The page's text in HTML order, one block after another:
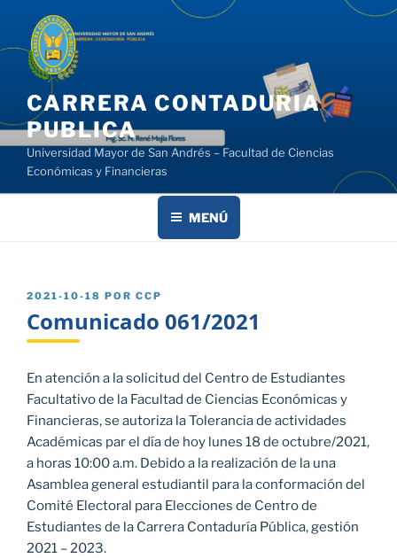
contenido
CARRERA CONTADURIA
PUBLICA
Universidad Mayor de San Andrés – Facultad de Ciencias
Económicas y Financieras
MENÚ
PUBLICADO
2021-10-18 POR CCP
Comunicado 061/2021
En atención a la solicitud del Centro de Estudiantes
Facultativo de la Facultad de Ciencias Económicas y
Financieras, se autoriza la Tolerancia de actividades
Académicas par el día de hoy lunes 18 de octubre/2021,
a horas 10:00 a.m. Debido a la realización de la una
Asamblea general estudiantil para la conformación del
Comité Electoral para Elecciones de Centro de
Estudiantes de la Carrera Contaduría Pública, gestión
2021 – 2023.